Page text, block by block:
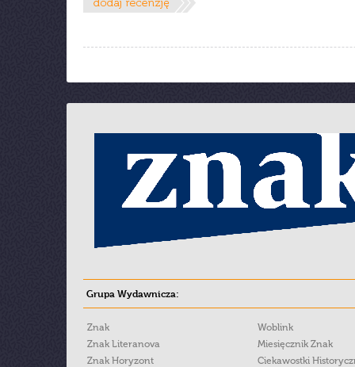
Grupa Wydawnicza:
Znak
Znak Literanova
Znak Horyzont
Woblink
Miesięcznik Znak
Ciekawostki